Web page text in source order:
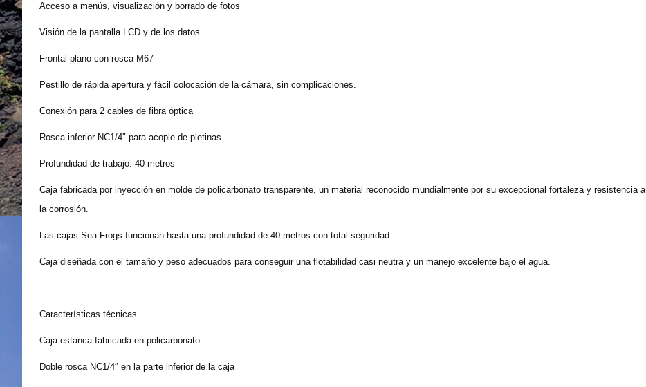
Acceso a menús, visualización y borrado de fotos
Visión de la pantalla LCD y de los datos
Frontal plano con rosca M67
Pestillo de rápida apertura y fácil colocación de la cámara, sin complicaciones.
Conexión para 2 cables de fibra óptica
Rosca inferior NC1/4″ para acople de pletinas
Profundidad de trabajo: 40 metros
Caja fabricada por inyección en molde de policarbonato transparente, un material reconocido mundialmente por su excepcional fortaleza y resistencia a
la corrosión.
Las cajas Sea Frogs funcionan hasta una profundidad de 40 metros con total seguridad.
Caja diseñada con el tamaño y peso adecuados para conseguir una flotabilidad casi neutra y un manejo excelente bajo el agua.
Características técnicas
Caja estanca fabricada en policarbonato.
Doble rosca NC1/4″ en la parte inferior de la caja